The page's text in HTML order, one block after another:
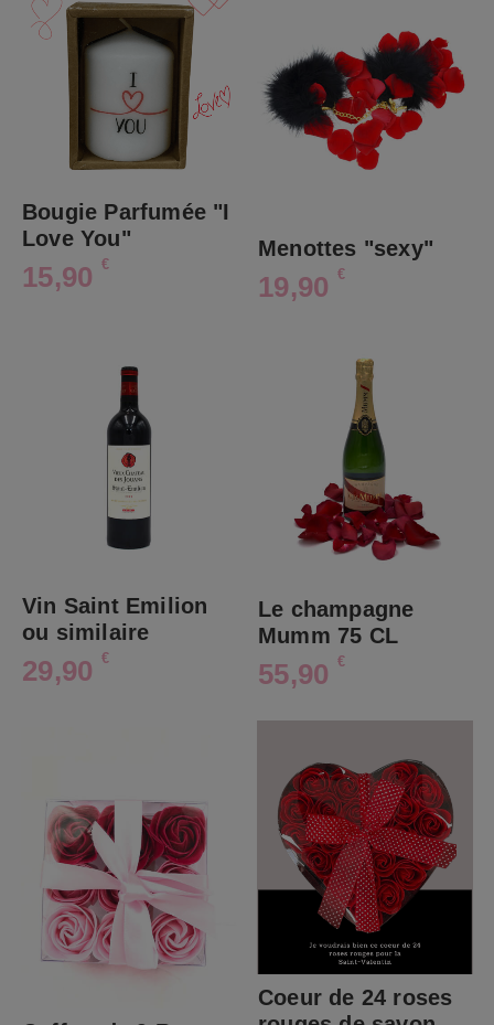
Bougie Parfumée "I
Love You"
15,90 €
Menottes "sexy"
19,90 €
Vin Saint Emilion
ou similaire
29,90 €
Le champagne
Mumm 75 CL
55,90 €
Coeur de 24 roses